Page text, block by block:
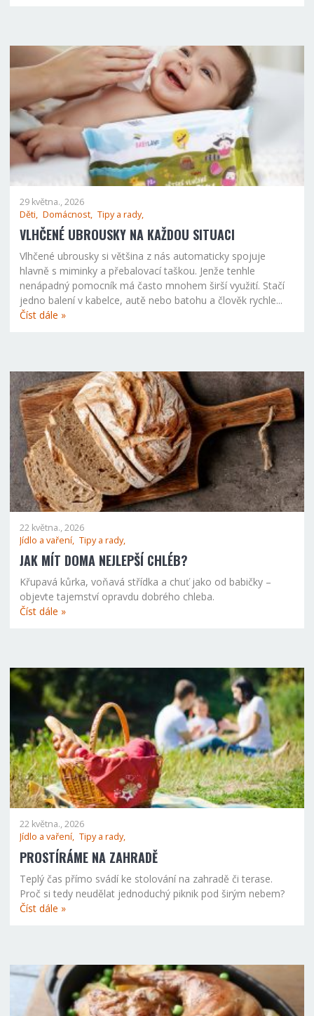
29 května., 2026
Děti, Domácnost, Tipy a rady,
VLHČENÉ UBROUSKY NA KAŽDOU SITUACI
Vlhčené ubrousky si většina z nás automaticky spojuje
hlavně s miminky a přebalovací taškou. Jenže tenhle
nenápadný pomocník má často mnohem širší využití. Stačí
jedno balení v kabelce, autě nebo batohu a člověk rychle...
Číst dále »
22 května., 2026
Jídlo a vaření, Tipy a rady,
JAK MÍT DOMA NEJLEPŠÍ CHLÉB?
Křupavá kůrka, voňavá střídka a chuť jako od babičky –
objevte tajemství opravdu dobrého chleba.
Číst dále »
22 května., 2026
Jídlo a vaření, Tipy a rady,
PROSTÍRÁME NA ZAHRADĚ
Teplý čas přímo svádí ke stolování na zahradě či terase.
Proč si tedy neudělat jednoduchý piknik pod širým nebem?
Číst dále »